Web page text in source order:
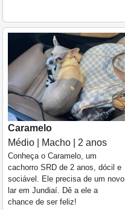
Caramelo
Médio | Macho | 2 anos
Conheça o Caramelo, um
cachorro SRD de 2 anos, dócil e
sociável. Ele precisa de um novo
lar em Jundiaí. Dê a ele a
chance de ser feliz!